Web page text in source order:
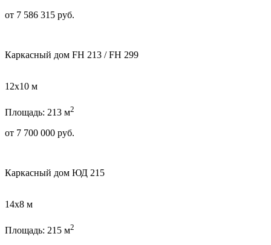
от 7 586 315 руб.
Каркасный дом FН 213 / FН 299
12х10 м
Площадь: 213 м2
от 7 700 000 руб.
Каркасный дом ЮД 215
14х8 м
Площадь: 215 м2